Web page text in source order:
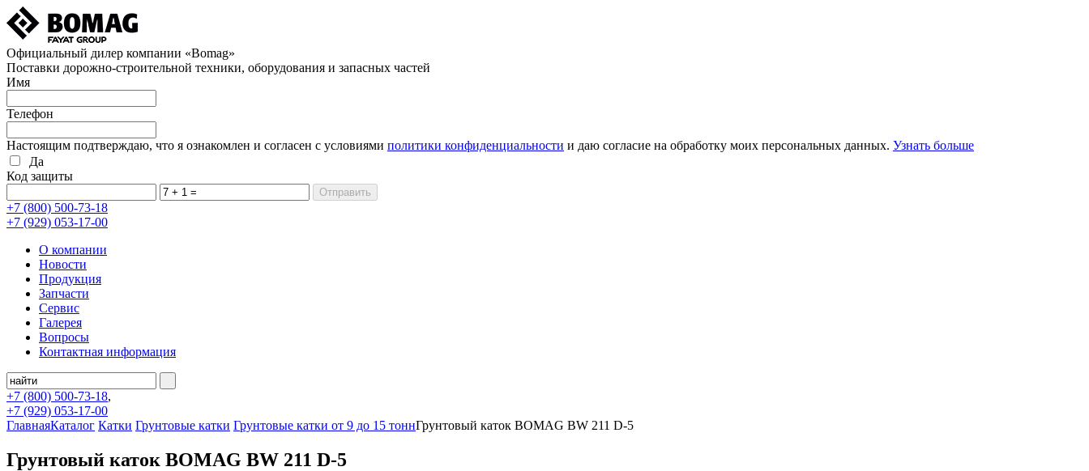
Официальный дилер компании «Bomag»
Поставки дорожно-строительной техники, оборудования и запасных частей
Имя
Телефон
Настоящим подтверждаю, что я ознакомлен и согласен с условиями политики конфиденциальности и даю согласие на обработку моих персональных данных. Узнать больше
Да
Код защиты
+7 (800) 500-73-18
+7 (929) 053-17-00
О компании
Новости
Продукция
Запчасти
Сервис
Галерея
Вопросы
Контактная информация
+7 (800) 500-73-18,
+7 (929) 053-17-00
ГлавнаяКаталог Катки Грунтовые катки Грунтовые катки от 9 до 15 тоннГрунтовый каток BOMAG BW 211 D-5
Грунтовый каток BOMAG BW 211 D-5